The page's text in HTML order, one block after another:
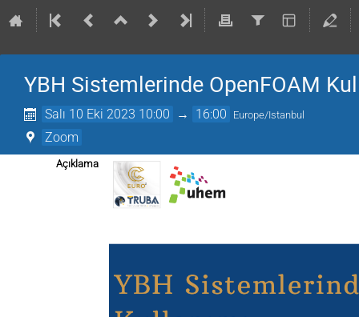
YBH Sistemlerinde OpenFOAM
Salı 10 Eki 2023 10:00 → 16:00 Europe/Istanbul
Zoom
Açıklama